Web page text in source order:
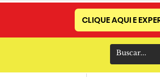
CLIQUE AQUI E